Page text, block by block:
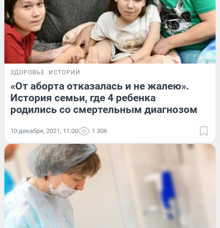
ЗДОРОВЬЕ ИСТОРИИ
«От аборта отказалась и не жалею».
История семьи, где 4 ребенка
родились со смертельным диагнозом
10 декабря, 2021, 11:00 1 306